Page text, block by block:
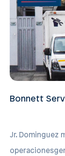
Bonnett
Jr. Dominguez